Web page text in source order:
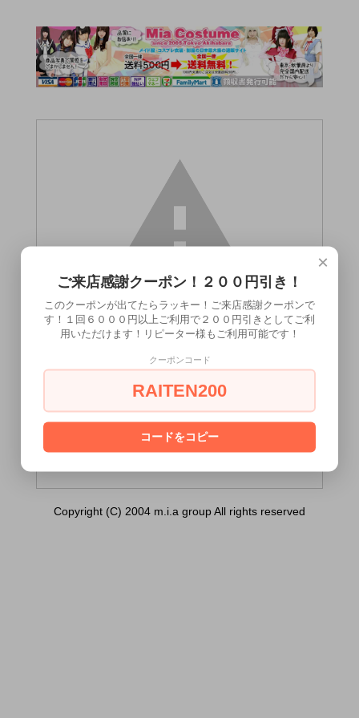
Natural（ガンオイル ナチュラル）
ません。
あなたは18歳以上ですか？
[ はい ] [ いいえ ]
Copyright (C) 2004 m.i.a group All rights reserved
×
ご来店感謝クーポン！２００円引き！
このクーポンが出てたらラッキー！ご来店感謝クーポンで
す！１回６０００円以上ご利用で２００円引きとしてご利
用いただけます！リピーター様もご利用可能です！
クーポンコード
RAITEN200
コードをコピー